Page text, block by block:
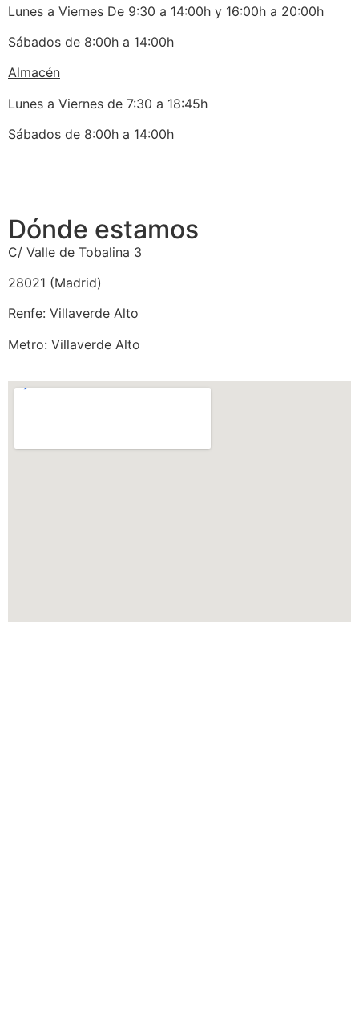
Lunes a Viernes De 9:30 a 14:00h y 16:00h a 20:00h
Sábados de 8:00h a 14:00h
Almacén
Lunes a Viernes de 7:30 a 18:45h
Sábados de 8:00h a 14:00h
Dónde estamos
C/ Valle de Tobalina 3
28021 (Madrid)
Renfe: Villaverde Alto
Metro: Villaverde Alto